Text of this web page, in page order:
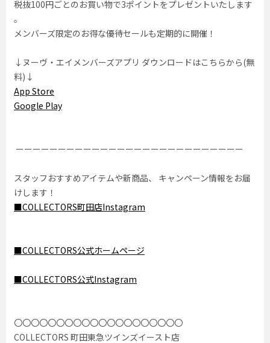
税抜100円ごとのお買い物で3ポイントをプレゼントいたします
。
メンバーズ限定のお得な優待セールも定期的に開催！
↓ヌーヴ・エイメンバーズアプリ ダウンロードはこちらから(無
料)↓
App Store
Google Play
ーーーーーーーーーーーーーーーーーーーーーーーーーーー
スタッフおすすめアイテムや新商品、 キャンペーン情報をお届
けします！
■COLLECTORS町田店Instagram
■COLLECTORS公式ホームページ
■COLLECTORS公式Instagram
〇〇〇〇〇〇〇〇〇〇〇〇〇〇〇〇〇〇〇〇
COLLECTORS 町田東急ツインズイースト店